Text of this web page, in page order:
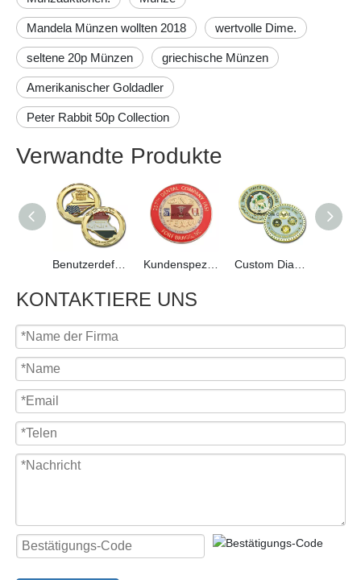
Mandela Münzen wollten 2018 wertvolle Dime.
seltene 20p Münzen griechische Münzen
Amerikanischer Goldadler
Peter Rabbit 50p Collection
Verwandte Produkte
Benutzerdefinierte vergoldete Andenkenmünze Kundenspezifische vernickelte ausländische Militärmünze Custom Diamond Cut Foreign Military Souvenir Coin
KONTAKTIERE UNS